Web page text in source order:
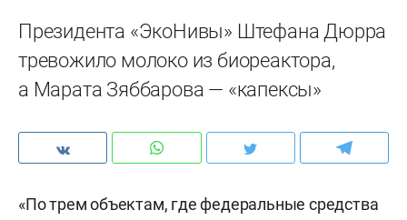
Президента «ЭкоНивы» Штефана Дюрра
тревожило молоко из биореактора,
а Марата Зяббарова — «капексы»
«По трем объектам, где федеральные средства